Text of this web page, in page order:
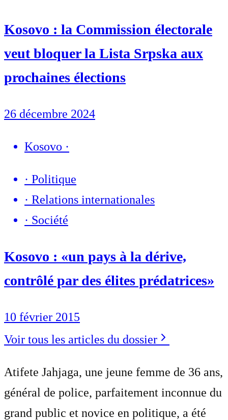
Kosovo : la Commission électorale
veut bloquer la Lista Srpska aux
prochaines élections
26 décembre 2024
Kosovo ·
· Politique
· Relations internationales
· Société
Kosovo : «un pays à la dérive,
contrôlé par des élites prédatrices»
10 février 2015
Voir tous les articles du dossier
Atifete Jahjaga, une jeune femme de 36 ans,
général de police, parfaitement inconnue du
grand public et novice en politique, a été